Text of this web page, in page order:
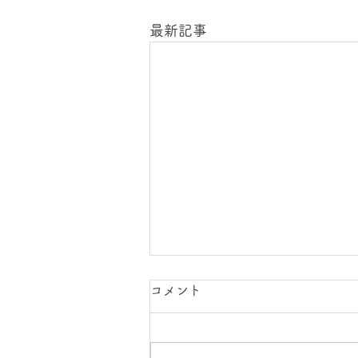
最新記事
2026.8.7(金)
、 埼玉県 、 神奈川県 、 千葉県
コメント